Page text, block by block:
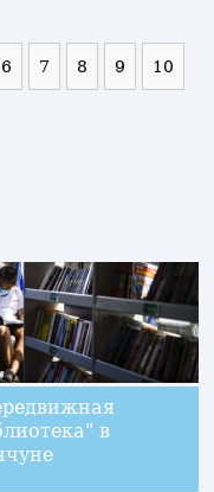
6 7 8 9 10
в